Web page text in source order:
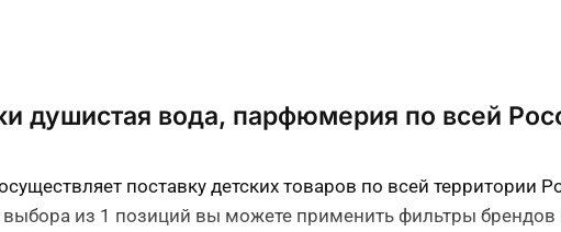
душистая вода, парфюмерия по всей
поставку детских товаров по всей
из 1 позиций вы можете применить фильтры брендов